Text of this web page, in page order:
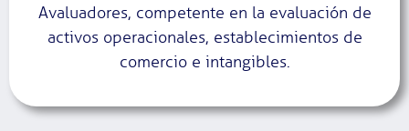
Avaluadores, competente en la evaluación de
activos operacionales, establecimientos de
comercio e intangibles.